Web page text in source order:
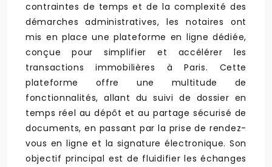
contraintes de temps et de la complexité des
démarches administratives, les notaires ont
mis en place une plateforme en ligne dédiée,
conçue pour simplifier et accélérer les
transactions immobilières à Paris. Cette
plateforme offre une multitude de
fonctionnalités, allant du suivi de dossier en
temps réel au dépôt et au partage sécurisé de
documents, en passant par la prise de rendez-
vous en ligne et la signature électronique. Son
objectif principal est de fluidifier les échanges